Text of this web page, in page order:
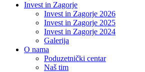
Invest in Zagorje
Invest in Zagorje 2026
Invest in Zagorje 2025
Invest in Zagorje 2024
Galerija
O nama
Poduzetnički centar
Naš tim